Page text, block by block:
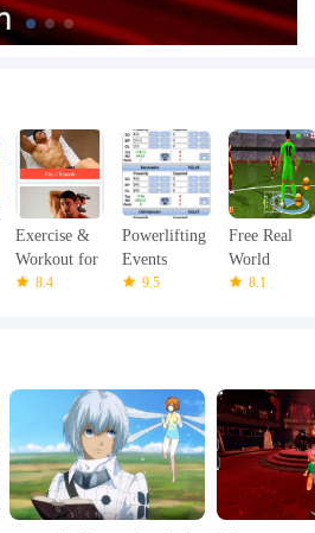
Exercise &
Workout for
men8.4
Powerlifting
Events
Helper
9.5
Free Real
World
Football Cup
8.1